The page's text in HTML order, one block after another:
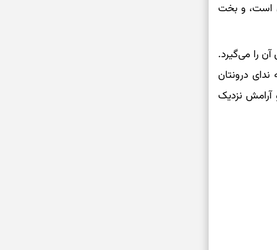
است، و بخت
را می‌گیرد.
درونتان
آرامش نزدیک